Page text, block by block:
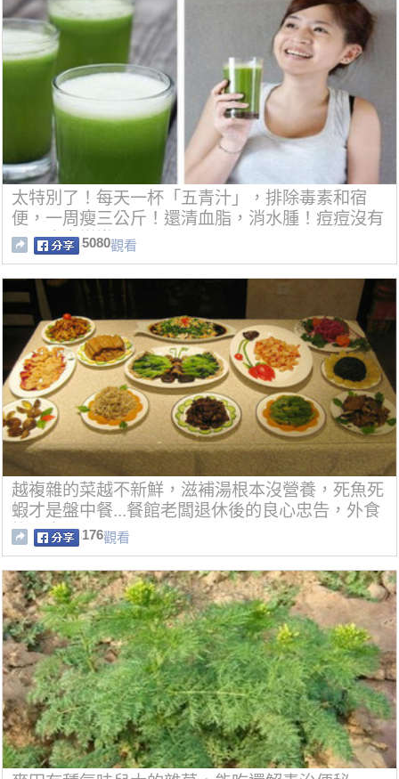
太特別了！每天一杯「五青汁」，排除毒素和宿
便，一周瘦三公斤！還清血脂，消水腫！痘痘沒有
了，皮膚變嫩了！
5080觀看
越複雜的菜越不新鮮，滋補湯根本沒營養，死魚死
蝦才是盤中餐...餐館老闆退休後的良心忠告，外食
族一定要看！！
176觀看